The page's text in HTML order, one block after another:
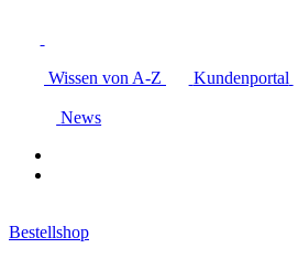
Wissen von A-Z Kundenportal
News
Bestellshop